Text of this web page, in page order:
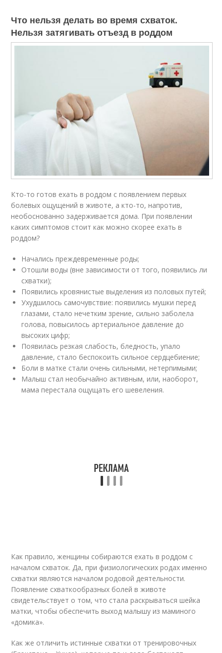
Что нельзя делать во время схваток.
Нельзя затягивать отъезд в роддом
Кто-то готов ехать в роддом с появлением первых
болевых ощущений в животе, а кто-то, напротив,
необоснованно задерживается дома. При появлении
каких симптомов стоит как можно скорее ехать в
роддом?
Начались преждевременные роды;
Отошли воды (вне зависимости от того, появились ли
схватки);
Появились кровянистые выделения из половых путей;
Ухудшилось самочувствие: появились мушки перед
глазами, стало нечетким зрение, сильно заболела
голова, повысилось артериальное давление до
высоких цифр;
Появилась резкая слабость, бледность, упало
давление, стало беспокоить сильное сердцебиение;
Боли в матке стали очень сильными, нетерпимыми;
Малыш стал необычайно активным, или, наоборот,
мама перестала ощущать его шевеления.
Как правило, женщины собираются ехать в роддом с
началом схваток. Да, при физиологических родах именно
схватки являются началом родовой деятельности.
Появление схваткообразных болей в животе
свидетельствует о том, что стала раскрываться шейка
матки, чтобы обеспечить выход малышу из маминого
«домика».
Как же отличить истинные схватки от тренировочных